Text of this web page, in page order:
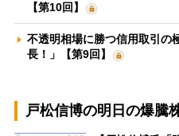
【第10回】
不透明相場に勝つ信用取引
長！」【第9回】
戸松信博の明日の爆騰